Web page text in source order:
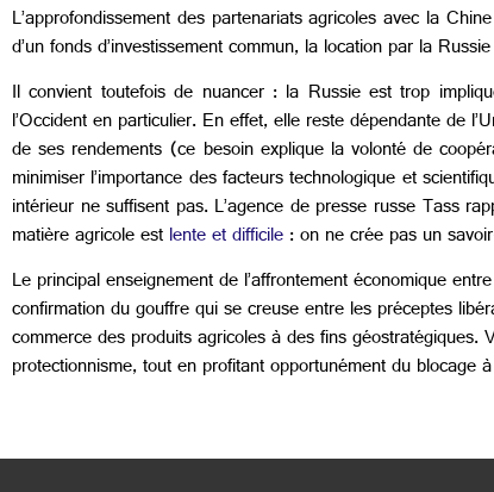
L’approfondissement des partenariats agricoles avec la
d’un fonds d’investissement commun, la location par la
Il convient toutefois de nuancer : la Russie est trop
l’Occident en particulier. En effet, elle reste dépendante de
de ses rendements (ce besoin explique la volonté de
minimiser l’importance des facteurs technologique et
intérieur ne suffisent pas. L’agence de presse russe Tass
matière agricole estlente et difficile: on ne crée pas un
Le principal enseignement de l’affrontement économique
confirmation du gouffre qui se creuse entre les préceptes
commerce des produits agricoles à des fins
protectionnisme, tout en profitant opportunément du blocage